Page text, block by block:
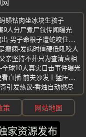
蟥钻肉坐冰块生孩子
9人分尸煮尸包传闻曝光
现实版许仙遇险-男子痛到扭曲自救-惊险视频流出-男子命根子遭蛇咬住不放
癫痫-发病时僵硬低吼咬人
亲坚持不葬只为查清真相
球10大真实目击事件曝光
小凤-高冷新娘婚纱都没脱-醉酒新郎躺旁边全程看直播-前夫沙发上猛压激战
引发热议-香烛自动燃尽
家资源发布
策 网站地图
所有权利